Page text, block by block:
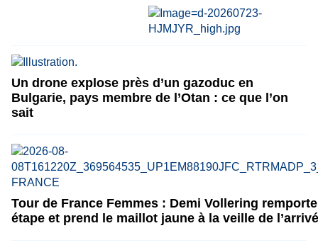
Un drone explose près d’un gazoduc en
Bulgarie, pays membre de l’Otan : ce que l’on
sait
Tour de France Femmes : Demi Vollering
étape et prend le maillot jaune à la veille de